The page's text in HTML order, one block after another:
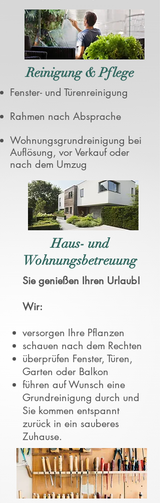
Reinigung & Pflege
Fenster- und Türenreinigung
Rahmen nach Absprache
Wohnungsgrundreinigung bei
Auflösung, vor Verkauf oder
nach dem Umzug
Haus- und
Wohnungsbetreuung
Sie genießen Ihren Urlaub!
Wir:
versorgen Ihre Pflanzen
schauen nach dem Rechten
überprüfen Fenster, Türen,
Garten oder Balkon
führen auf Wunsch eine
Grundreinigung durch und
Sie kommen entspannt
zurück in ein sauberes
Zuhause.